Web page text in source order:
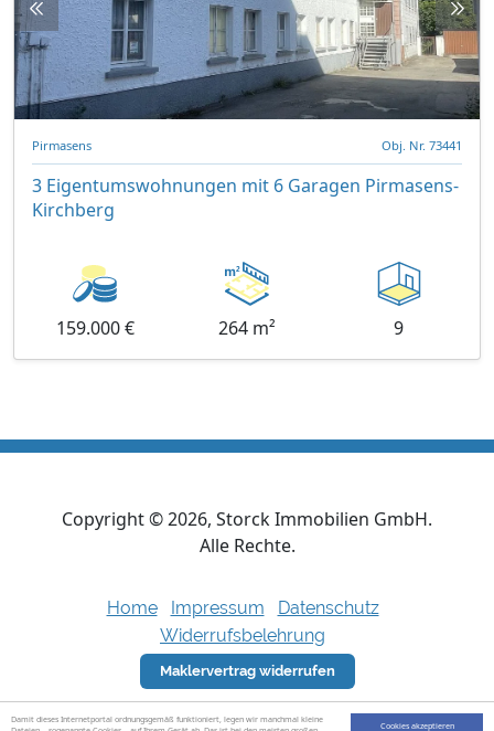
Cookies akzeptieren
Damit dieses Internetportal ordnungsgemäß funktioniert, legen wir manchmal kleine
Pirmasens Obj. Nr. 73441
3 Eigentumswohnungen mit 6 Garagen Pirmasens-
Kirchberg
159.000 € 264 m² 9
Copyright ©2026, Storck Immobilien GmbH.
Alle Rechte.
Home Impressum
Datenschutz
Widerrufsbelehrung
Maklervertrag widerrufen